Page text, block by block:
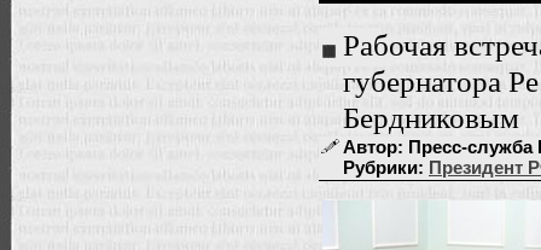
Рабочая
губернатора
Бердниковым
Автор: Пресс-служба
Рубрики: Президент